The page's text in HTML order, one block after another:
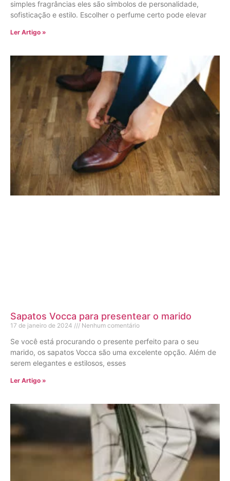
simples fragrâncias eles são símbolos de personalidade,
sofisticação e estilo. Escolher o perfume certo pode elevar
Ler Artigo »
Sapatos Vocca para presentear o marido
17 de janeiro de 2024 Nenhum comentário
Se você está procurando o presente perfeito para o seu
marido, os sapatos Vocca são uma excelente opção. Além de
serem elegantes e estilosos, esses
Ler Artigo »